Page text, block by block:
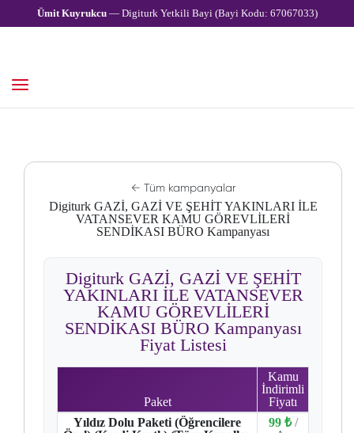
Ümit Kuyrukcu— Digiturk Yetkili Bayi (Bayi Kodu: 67067033)
← Tüm kampanyalar
Digiturk GAZİ, GAZİ VE ŞEHİT YAKINLARI İLE
VATANSEVER KAMU GÖREVLİLERİ
SENDİKASI BÜRO Kampanyası
Digiturk GAZİ, GAZİ VE ŞEHİT
YAKINLARI İLE VATANSEVER
KAMU GÖREVLİLERİ
SENDİKASI BÜRO Kampanyası
Fiyat Listesi
Paket
Kamu
İndirimli
Fiyatı
Yıldız Dolu Paketi (Öğrencilere
99 ₺ /